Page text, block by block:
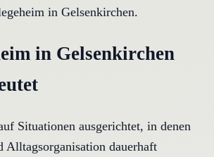
in Gelsenkirchen.
in Gelsenkirchen
Situationen ausgerichtet, in denen
Alltagsorganisation dauerhaft